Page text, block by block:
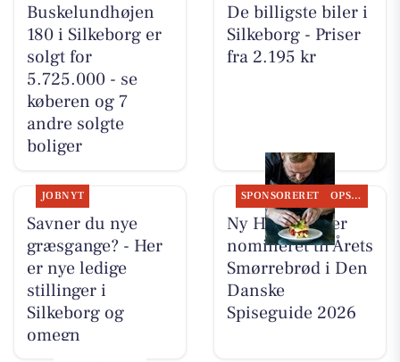
Buskelundhøjen
180 i Silkeborg er
solgt for
5.725.000 - se
køberen og 7
andre solgte
boliger
De billigste biler i
Silkeborg - Priser
fra 2.195 kr
JOBNYT
Savner du nye
græsgange? - Her
er nye ledige
stillinger i
Silkeborg og
omegn
SPONSORERET OPSLAGSTAVLEN
Ny Hattenæs er
nomineret til Årets
Smørrebrød i Den
Danske
Spiseguide 2026